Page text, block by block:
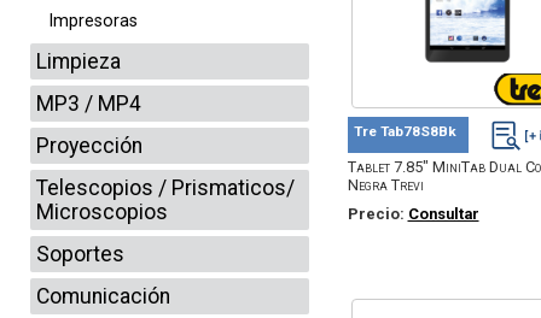
Impresoras
Limpieza
MP3 / MP4
Proyección
Telescopios / Prismaticos/
Microscopios
Soportes
Comunicación
Tre Tab78S8Bk
Tablet 7.85" MiniTab Dual
Negra Trevi
Precio: Consultar